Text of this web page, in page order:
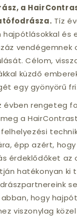
a
Tíz
hajpótlásokkal és
vendégemnek
Célom,
küzdő
egy gyönyörű
évben rengeteg
a HairContrast
épp azért,
érdeklődőket az
hatékonyan ki
hogy
viszonylag közel